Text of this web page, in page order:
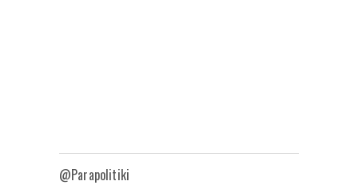
@Parapolitiki